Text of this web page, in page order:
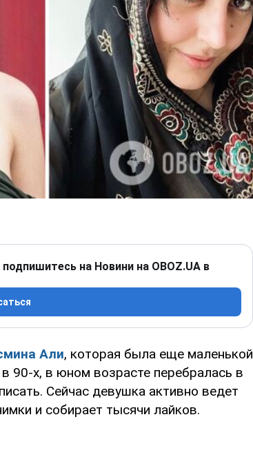
на Новини на OBOZ.UA в
Али, которая была еще маленькой
90-х, в юном возрасте перебралась в
Сейчас девушка активно ведет
и собирает тысячи лайков.